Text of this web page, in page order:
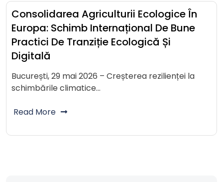
Consolidarea Agriculturii Ecologice În
Europa: Schimb Internațional De Bune
Practici De Tranziție Ecologică Și
Digitală
București, 29 mai 2026 – Creșterea rezilienței la
schimbările climatice…
Read More